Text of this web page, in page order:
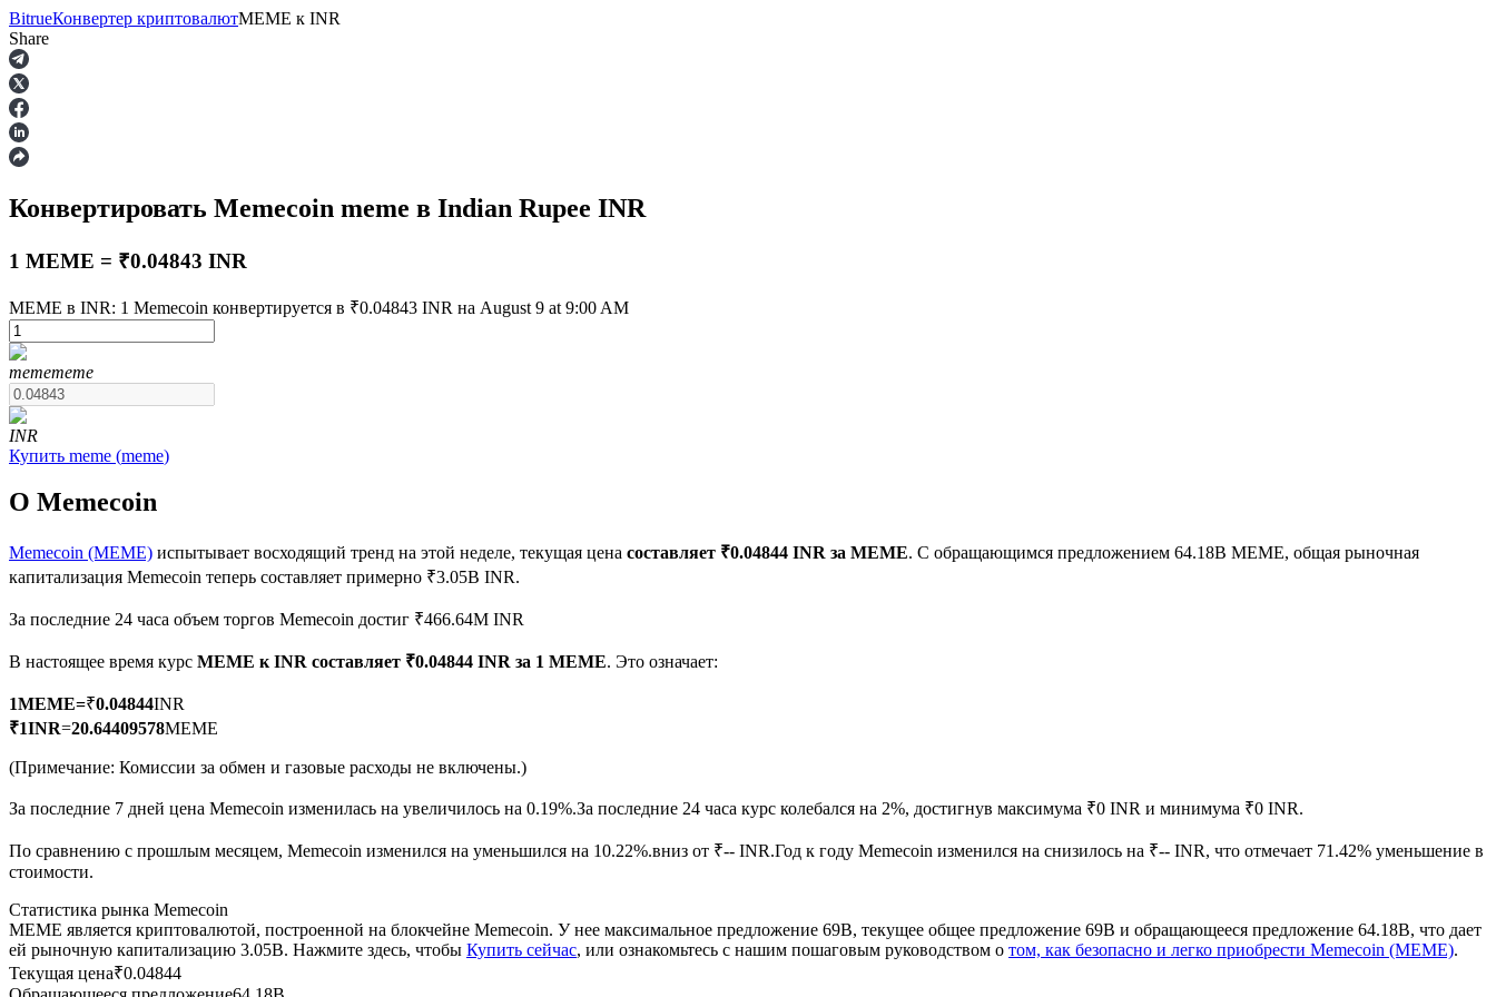
Фьючерсы
Фьючерсы с использованием USDT в качестве обеспечения
TradFi
USDC фьючерсы
BitrueКонвертер криптовалютMEME к INR
Share
Конвертировать Memecoin meme в Indian Rupee INR
1 MEME = ₹0.04843 INR
MEME в INR: 1 Memecoin конвертируется в ₹0.04843 INR на August 9 at 9:00 AM
memememe
INR
Купить meme (meme)
О Memecoin
Memecoin (MEME) испытывает восходящий тренд на этой неделе, текущая цена составляет ₹0.04844 INR за MEME. С обращающимся предложением 64.18B MEME, общая рыночная
капитализация Memecoin теперь составляет примерно ₹3.05B INR.
За последние 24 часа объем торгов Memecoin достиг ₹466.64M INR
В настоящее время курс MEME к INR составляет ₹0.04844 INR за 1 MEME. Это означает:
1MEME=₹0.04844INR
₹1INR=20.64409578MEME
(Примечание: Комиссии за обмен и газовые расходы не включены.)
За последние 7 дней цена Memecoin изменилась на увеличилось на 0.19%.За последние 24 часа курс колебался на 2%, достигнув максимума ₹0 INR и минимума ₹0 INR.
По сравнению с прошлым месяцем, Memecoin изменился на уменьшился на 10.22%.вниз от ₹-- INR.Год к году Memecoin изменился на снизилось на ₹-- INR, что отмечает 71.42% уменьшение в
стоимости.
Статистика рынка Memecoin
MEME является криптовалютой, построенной на блокчейне Memecoin. У нее максимальное предложение 69B, текущее общее предложение 69B и обращающееся предложение 64.18B, что дает
ей рыночную капитализацию 3.05B. Нажмите здесь, чтобы Купить сейчас, или ознакомьтесь с нашим пошаговым руководством о том, как безопасно и легко приобрести Memecoin (MEME).
Текущая цена₹0.04844